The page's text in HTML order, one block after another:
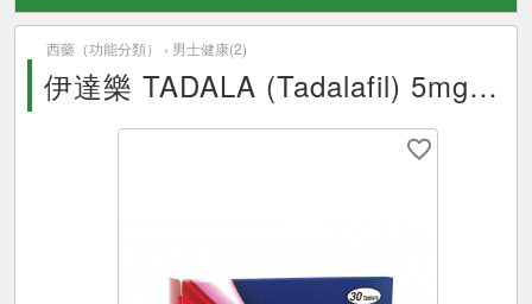
西藥（功能分類） › 男士健康(2)
伊達樂 TADALA (Tadalafil) 5mg 30Tablets